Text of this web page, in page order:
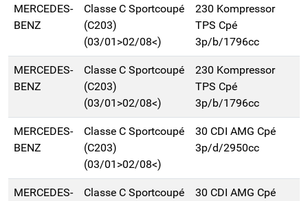
MERCEDES-
BENZ
Classe C Sportcoupé
(C203)
(03/01>02/08<)
230 Kompressor
TPS Cpé
3p/b/1796cc
MERCEDES-
BENZ
Classe C Sportcoupé
(C203)
(03/01>02/08<)
230 Kompressor
TPS Cpé
3p/b/1796cc
MERCEDES-
BENZ
Classe C Sportcoupé
(C203)
(03/01>02/08<)
30 CDI AMG Cpé
3p/d/2950cc
MERCEDES-
Classe C Sportcoupé
30 CDI AMG Cpé